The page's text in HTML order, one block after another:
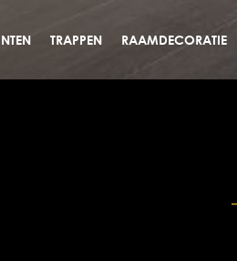
TRAPPEN RAAMDECORATIE